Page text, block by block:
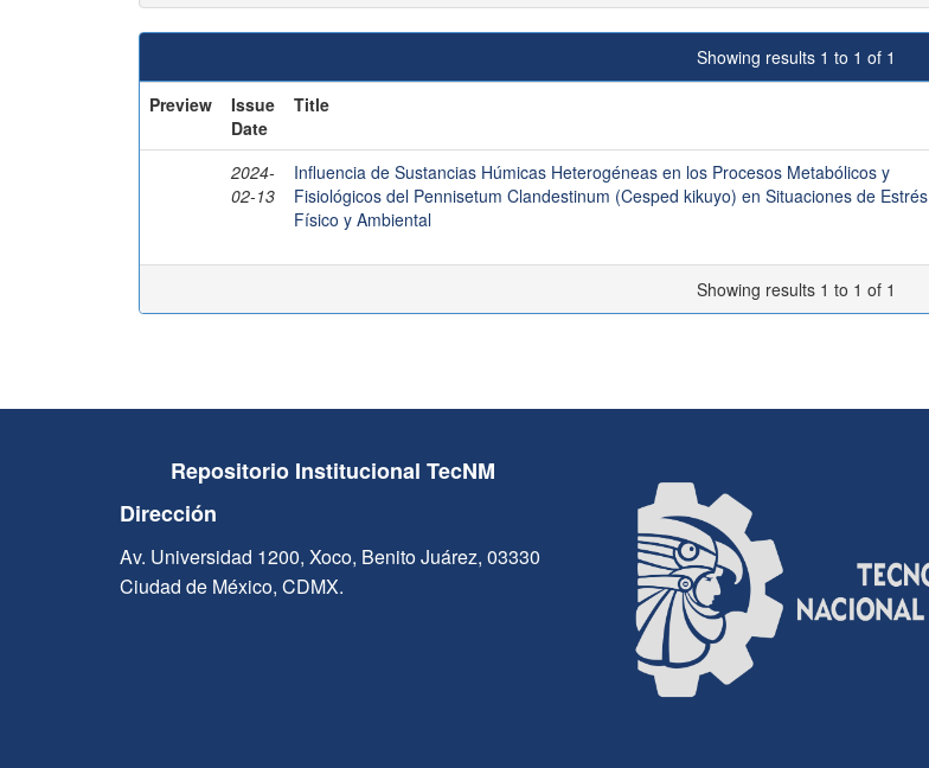
Showing results 1 to 1 of 1
Preview
Issue
Date
Title
2024-
02-13
Influencia de Sustancias Húmicas Heterogéneas en los Procesos Metabólicos y
Fisiológicos del Pennisetum Clandestinum (Cesped kikuyo) en Situaciones de Estrés
Físico y Ambiental
Showing results 1 to 1 of 1
Repositorio Institucional TecNM
Dirección
Av. Universidad 1200, Xoco, Benito Juárez, 03330
Ciudad de México, CDMX.